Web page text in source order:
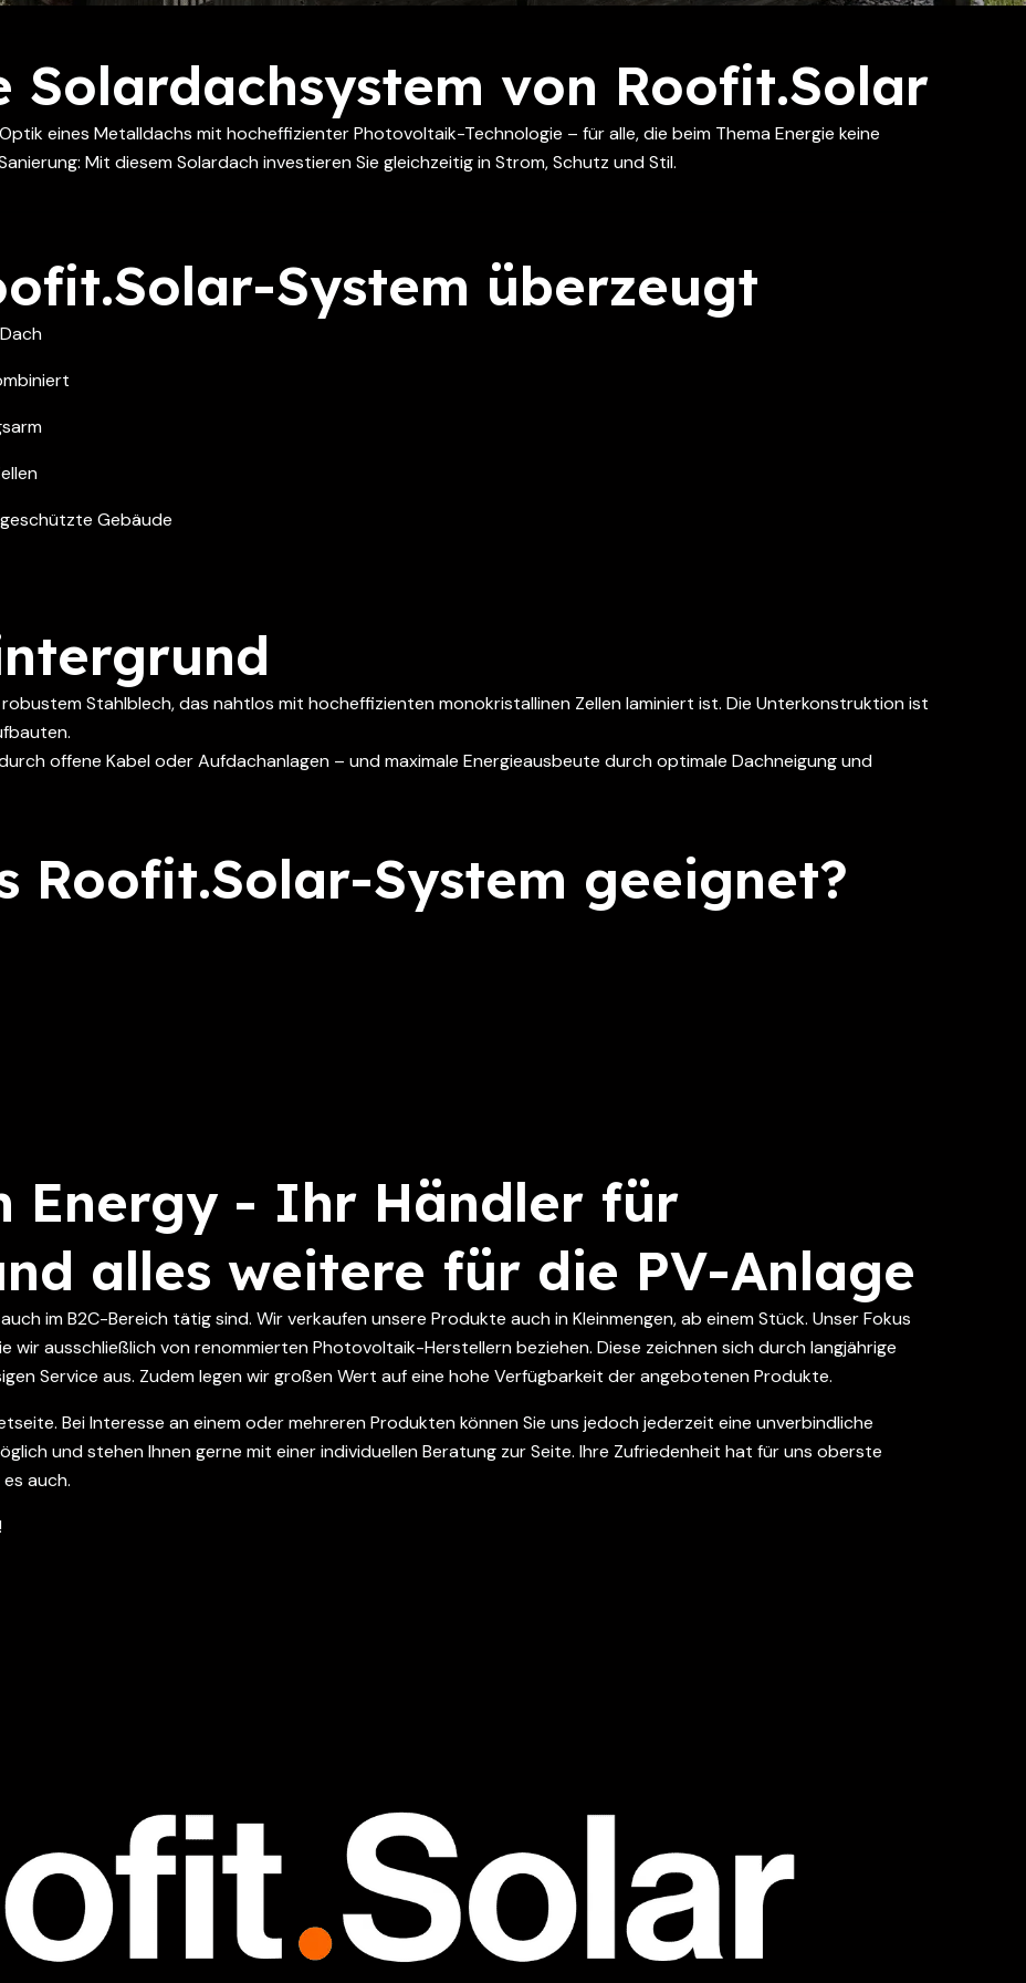
Solardachsystem von Roofit.Solar
eines Metalldachs mit hocheffizienter Photovoltaik-Technologie – für alle, die beim Thema Energie keine
Mit diesem Solardach investieren Sie gleichzeitig in Strom, Schutz und Stil.
System überzeugt
Gebäude
Stahlblech, das nahtlos mit hocheffizienten monokristallinen Zellen laminiert ist. Die Unterkonstruktion ist
offene Kabel oder Aufdachanlagen – und maximale Energieausbeute durch optimale Dachneigung und
Roofit.Solar-System geeignet?
Energy - Ihr Händler für
alles weitere für die PV-Anlage
im B2C-Bereich tätig sind. Wir verkaufen unsere Produkte auch in Kleinmengen, ab einem Stück. Unser Fokus
ausschließlich von renommierten Photovoltaik-Herstellern beziehen. Diese zeichnen sich durch langjährige
Service aus. Zudem legen wir großen Wert auf eine hohe Verfügbarkeit der angebotenen Produkte.
Bei Interesse an einem oder mehreren Produkten können Sie uns jedoch jederzeit eine unverbindliche
und stehen Ihnen gerne mit einer individuellen Beratung zur Seite. Ihre Zufriedenheit hat für uns oberste
auch.